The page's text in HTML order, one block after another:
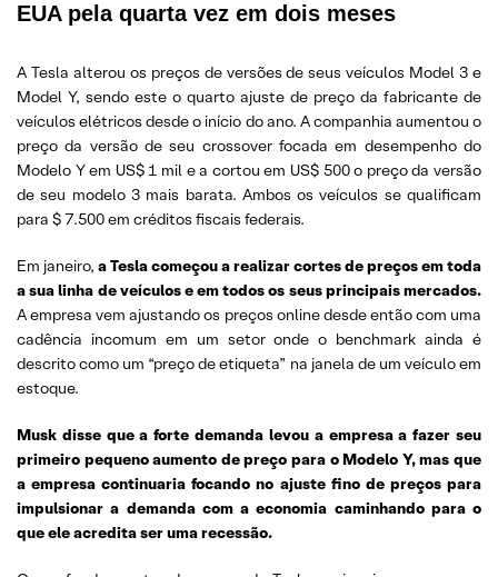
EUA pela quarta vez em dois meses
A Tesla alterou os preços de versões de seus veículos Model 3 e
Model Y, sendo este o quarto ajuste de preço da fabricante de
veículos elétricos desde o início do ano. A companhia aumentou o
preço da versão de seu crossover focada em desempenho do
Modelo Y em US$ 1 mil e a cortou em US$ 500 o preço da versão
de seu modelo 3 mais barata. Ambos os veículos se qualificam
para $ 7.500 em créditos fiscais federais.
Em janeiro, a Tesla começou a realizar cortes de preços em toda
a sua linha de veículos e em todos os seus principais mercados.
A empresa vem ajustando os preços online desde então com uma
cadência incomum em um setor onde o benchmark ainda é
descrito como um “preço de etiqueta” na janela de um veículo em
estoque.
Musk disse que a forte demanda levou a empresa a fazer seu
primeiro pequeno aumento de preço para o Modelo Y, mas que
a empresa continuaria focando no ajuste fino de preços para
impulsionar a demanda com a economia caminhando para o
que ele acredita ser uma recessão.